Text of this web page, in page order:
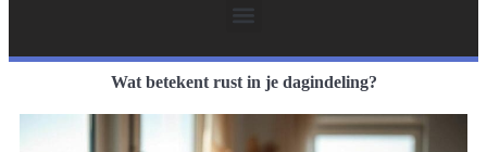
Wat betekent rust in je dagindeling?